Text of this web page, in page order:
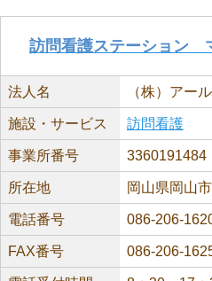
訪問看護ステーション
法人名 （株）アー
施設・サービス 訪問看護
事業所番号 3360191484
所在地 岡山県岡山
電話番号 086-206-
FAX番号 086-206-